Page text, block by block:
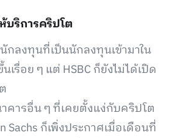
บริการคริปโต
กลงทุนที่เป็นนักลงทุนเข้ามาใน
รื่อย ๆ แต่ HSBC ก็ยังไม่ได้เปิด
คารอื่น ๆ ที่เคยตั้งแง่กับคริปโต
Sachs ก็เพิ่งประกาศเมื่อเดือนที่